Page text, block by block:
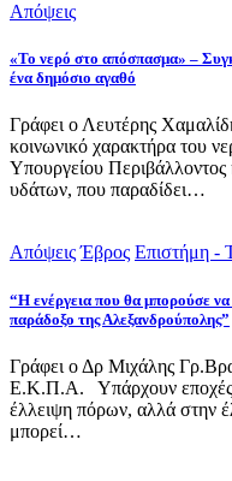
Απόψεις
«Το νερό στο απόσπασμα» –
ένα δημόσιο αγαθό
Γράφει ο Λευτέρης
κοινωνικό χαρακτήρα του
Υπουργείου Περιβάλλοντος
υδάτων, που παραδίδει…
Απόψεις Έβρος Επιστήμη -
“Η ενέργεια που θα μπορούσε να
παράδοξο της Αλεξανδρούπολης”
Γράφει ο Δρ Μιχάλης
Ε.Κ.Π.Α. Υπάρχουν εποχές
έλλειψη πόρων, αλλά στην
μπορεί…